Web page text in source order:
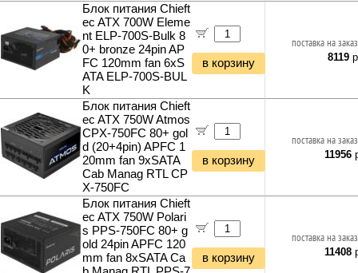
Блок питания Chieft
ec ATX 700W Eleme
nt ELP-700S-Bulk 8
0+ bronze 24pin AP
FC 120mm fan 6xS
ATA ELP-700S-BUL
K
в корзину
поставка на
8119
Блок питания Chieft
ec ATX 750W Atmos
CPX-750FC 80+ gol
d (20+4pin) APFC 1
20mm fan 9xSATA
Cab Manag RTL CP
X-750FC
в корзину
поставка на
11956
Блок питания Chieft
ec ATX 750W Polari
s PPS-750FC 80+ g
old 24pin APFC 120
mm fan 8xSATA Ca
в корзину
поставка на
11408